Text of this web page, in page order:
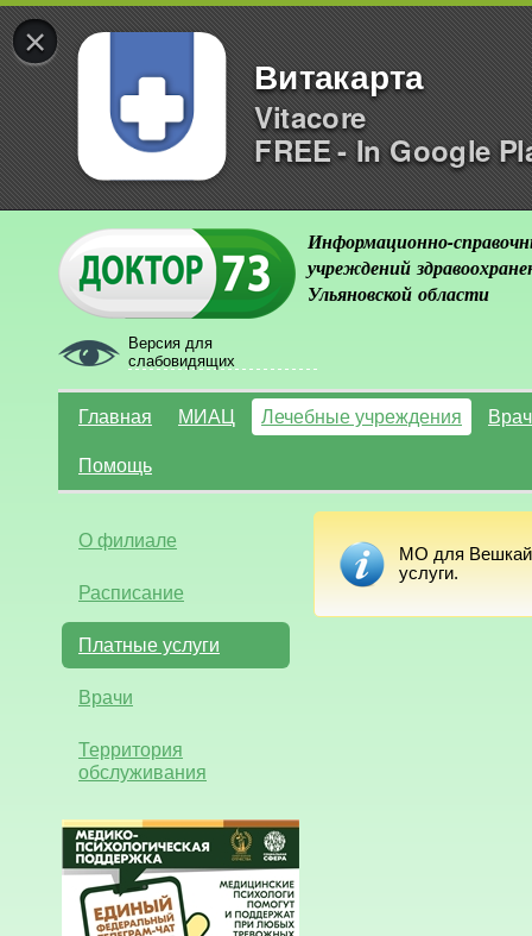
×
Витакарта
Vitacore
FREE - In Google
Версия для
слабовидящих
Информационно-
учреждений
Ульяновской области
Главная МИАЦ Лечебные учреждения
Помощь
О филиале
Расписание
Платные услуги
Врачи
Территория
обслуживания
МО для
услуги.